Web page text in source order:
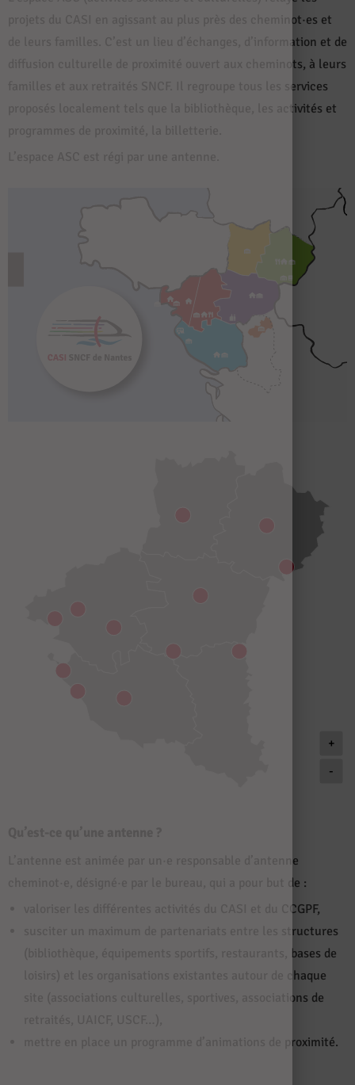
projets du CASI en agissant au plus près des cheminot·es et
de leurs familles. C’est un lieu d’échanges, d’information et de
diffusion culturelle de proximité ouvert aux cheminots, à leurs
familles et aux retraités SNCF. Il regroupe tous les services
proposés localement tels que la bibliothèque, les activités et
+
-
L’antenne est animée par un·e responsable d’antenne
cheminot·e, désigné·e par le bureau, qui a pour but de :
valoriser les différentes activités du CASI et du CCGPF,
susciter un maximum de partenariats entre les structures
(bibliothèque, équipements sportifs, restaurants, bases de
loisirs) et les organisations existantes autour de chaque
site (associations culturelles, sportives, associations de
mettre en place un programme d’animations de proximité.